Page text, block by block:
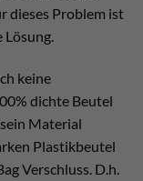
dieses Problem ist
Lösung.
keine
dichte Beutel
Material
Plastikbeutel
Verschluss. D.h.